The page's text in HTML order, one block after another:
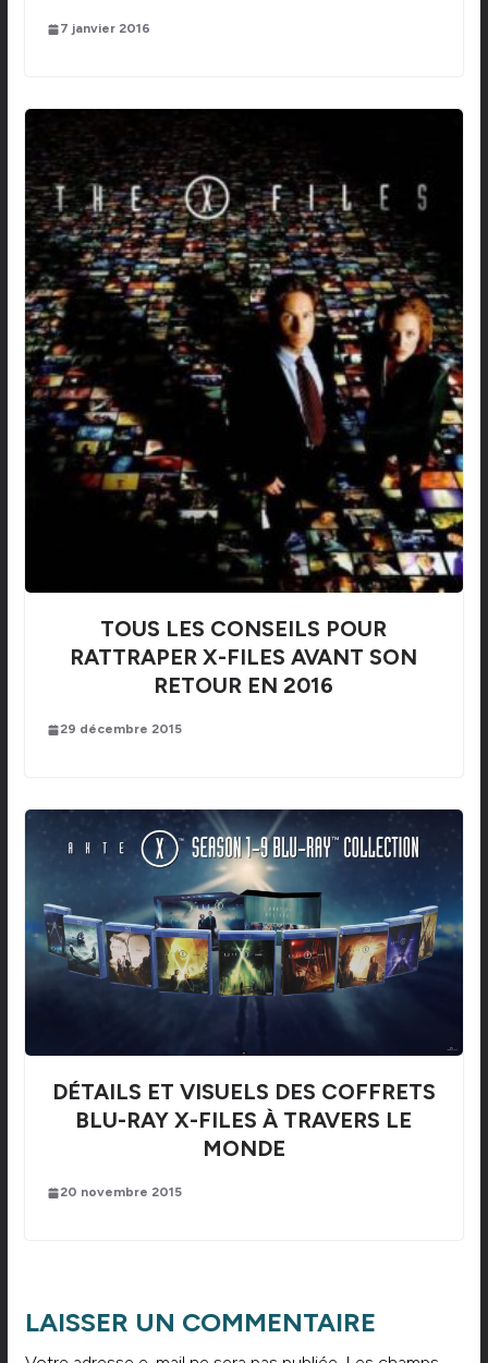
7 janvier 2016
TOUS LES CONSEILS POUR
RATTRAPER X-FILES AVANT SON
RETOUR EN 2016
29 décembre 2015
DÉTAILS ET VISUELS DES COFFRETS
BLU-RAY X-FILES À TRAVERS LE
MONDE
20 novembre 2015
LAISSER UN COMMENTAIRE